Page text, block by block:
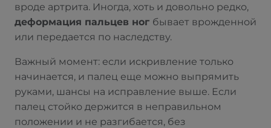
вроде артрита. Иногда, хоть и довольно редко,
деформация пальцев ног бывает врожденной
или передается по наследству.
Важный момент: если искривление только
начинается, и палец еще можно выпрямить
руками, шансы на исправление выше. Если
палец стойко держится в неправильном
положении и не разгибается, без